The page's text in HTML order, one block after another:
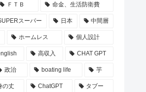
ＦＴＢ 命金、生活防衛費
スーパー 日本 中間層
ホームレス 個人設計
高収入 CHAT GPT
政治 boating life 芋
の丈 ChatGPT タブー